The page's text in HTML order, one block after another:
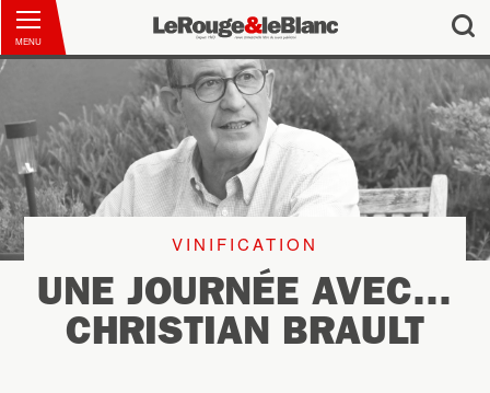
MENU
VINIFICATION
UNE JOURNÉE AVEC…
CHRISTIAN BRAULT